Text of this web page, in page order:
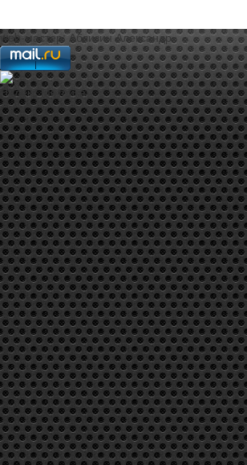
web-мастер:Аблизин Александр